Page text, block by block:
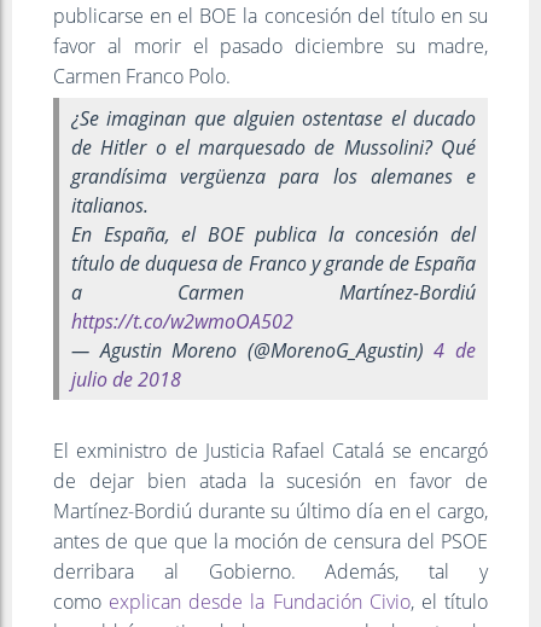
publicarse en el BOE la concesión del título en su
favor al morir el pasado diciembre su madre,
Carmen Franco Polo.
¿Se imaginan que alguien ostentase el ducado
de Hitler o el marquesado de Mussolini? Qué
grandísima vergüenza para los alemanes e
italianos.
En España, el BOE publica la concesión del
título de duquesa de Franco y grande de España
a Carmen Martínez-Bordiú
https://t.co/w2wmoOA502
— Agustin Moreno (@MorenoG_Agustin)4 de
julio de 2018
El exministro de Justicia Rafael Catalá se encargó
de dejar bien atada la sucesión en favor de
Martínez-Bordiú durante su último día en el cargo,
antes de que que la moción de censura del PSOE
derribara al Gobierno. Además, tal y
como explican desde la Fundación Civio, el título